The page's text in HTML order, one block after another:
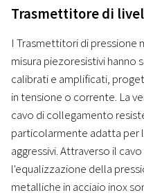
Trasmettitore di
I Trasmettitori di pressione
misura piezoresistivi hanno
calibrati e amplificati,
in tensione o corrente. La
cavo di collegamento
particolarmente adatta per
aggressivi. Attraverso il
l'equalizzazione della
metalliche in acciaio inox